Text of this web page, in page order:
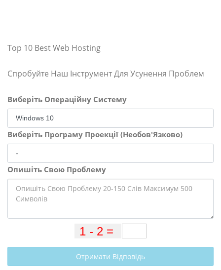
Top 10 Best Web Hosting
Спробуйте Наш Інструмент Для Усунення Проблем
Виберіть Операційну Систему
Виберіть Програму Проекції (Необов'Язково)
Опишіть Свою Проблему
Отримати Відповідь